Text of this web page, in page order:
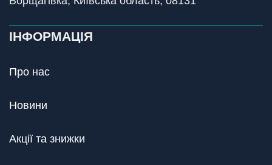
ІНФОРМАЦІЯ
Про нас
Новини
Акції та знижки